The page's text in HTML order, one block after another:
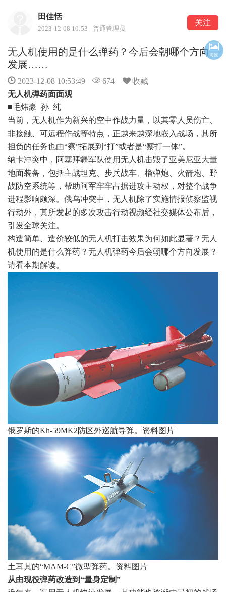
田佳恬
2023-12-08 10:53 - 普通管理员
关注
无人机使用的是什么弹药？今后会朝哪个方向
发展……
2023-12-08 10:53:49 674
收藏
无人机弹药面面观
■毛炜豪 孙 纯
当前，无人机作为新兴的空中作战力量，以其零人员伤亡、
非接触、可远程作战等特点，正越来越深地嵌入战场，其所
担负的任务也由“察”拓展到“打”或者是“察打一体”。
纳卡冲突中，阿塞拜疆军队使用无人机击毁了亚美尼亚大量
地面装备，包括主战坦克、步兵战车、榴弹炮、火箭炮、野
战防空系统等，帮助阿军牢牢占据进攻主动权，对整个战争
进程影响颇深。俄乌冲突中，无人机除了实施情报侦察监视
行动外，其所发起的多次攻击行动视频经社交媒体公布后，
引发全球关注。
构造简单、造价较低的无人机打击效果为何如此显著？无人
机使用的是什么弹药？无人机弹药今后会朝哪个方向发展？
请看本期解读。
俄罗斯的Kh-59MK2防区外巡航导弹。资料图片
土耳其的“MAM-C”微型弹药。 资料图片
从由现役弹药改造到“量身定制”
海报